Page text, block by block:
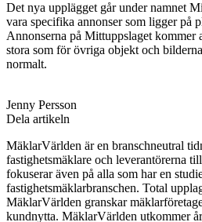
Det nya upplägget går under namnet
vara specifika annonser som ligger på
Annonserna på Mittuppslaget kommer
stora som för övriga objekt och
normalt.
Jenny Persson
Dela artikeln
MäklarVärlden är en branschneutral
fastighetsmäklare och leverantörerna
fokuserar även på alla som har en
fastighetsmäklarbranschen. Total
MäklarVärlden granskar
kundnytta. MäklarVärlden utkommer